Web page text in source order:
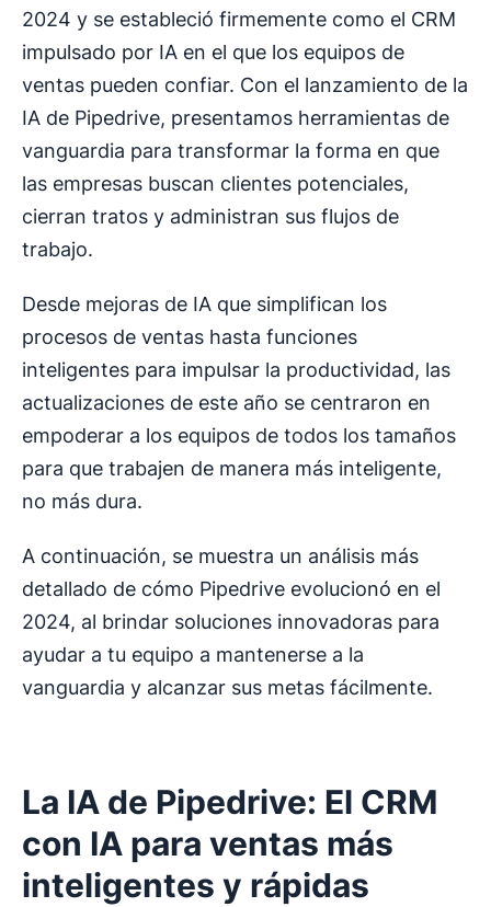
2024 y se estableció firmemente como el CRM
impulsado por IA en el que los equipos de
ventas pueden confiar. Con el lanzamiento de la
IA de Pipedrive, presentamos herramientas de
vanguardia para transformar la forma en que
las empresas buscan clientes potenciales,
cierran tratos y administran sus flujos de
trabajo.
Desde mejoras de IA que simplifican los
procesos de ventas hasta funciones
inteligentes para impulsar la productividad, las
actualizaciones de este año se centraron en
empoderar a los equipos de todos los tamaños
para que trabajen de manera más inteligente,
no más dura.
A continuación, se muestra un análisis más
detallado de cómo Pipedrive evolucionó en el
2024, al brindar soluciones innovadoras para
ayudar a tu equipo a mantenerse a la
vanguardia y alcanzar sus metas fácilmente.
La IA de Pipedrive: El CRM
con IA para ventas más
inteligentes y rápidas